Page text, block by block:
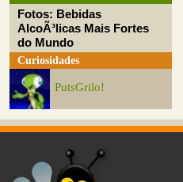
Fotos: Bebidas
AlcoÃ³licas Mais Fortes
do Mundo
Curiosidades
PutsGrilo!